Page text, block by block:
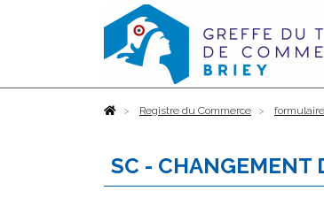
AccueilRegistre du Commerce
SC - CHANGEMENT